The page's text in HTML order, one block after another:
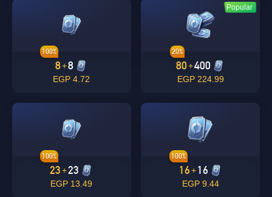
Popular
400
+
80
20%
224.99 EGP
8
+
8
100%
4.72 EGP
16
+
16
100%
9.44 EGP
23
+
23
100%
13.49 EGP